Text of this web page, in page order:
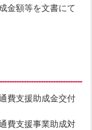
金額等を文書にて
費支援助成金交付
費支援事業助成対